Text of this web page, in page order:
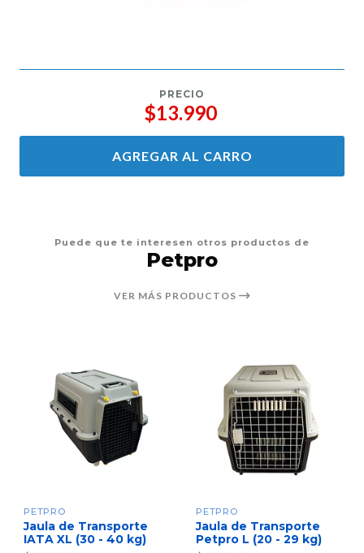
PRECIO
$13.990
AGREGAR AL CARRO
Puede que te interesen otros productos de
Petpro
VER MÁS PRODUCTOS
PETPRO
Jaula de Transporte
IATA XL (30 - 40 kg)
PETPRO
Jaula de Transporte
Petpro L (20 - 29 kg)